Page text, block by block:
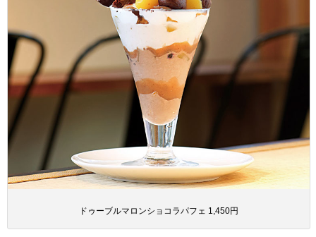
ドゥーブルマロンショコラパフェ 1,450円